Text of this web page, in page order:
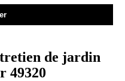
de jardin
49320